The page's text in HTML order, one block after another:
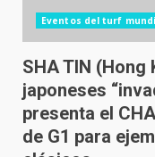
Eventos del turf
SHA TIN (Hong
japoneses
presenta el
de G1 para